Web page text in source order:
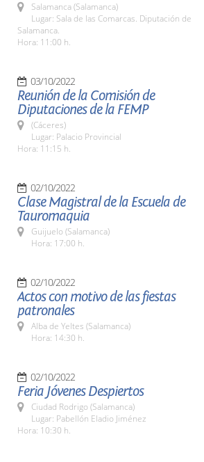
Salamanca (Salamanca)
Lugar: Sala de las Comarcas. Diputación de
Salamanca.
Hora: 11:00 h.
03/10/2022
Reunión de la Comisión de
Diputaciones de la FEMP
(Cáceres)
Lugar: Palacio Provincial
Hora: 11:15 h.
02/10/2022
Clase Magistral de la Escuela de
Tauromaquia
Guijuelo (Salamanca)
Hora: 17:00 h.
02/10/2022
Actos con motivo de las fiestas
patronales
Alba de Yeltes (Salamanca)
Hora: 14:30 h.
02/10/2022
Feria Jóvenes Despiertos
Ciudad Rodrigo (Salamanca)
Lugar: Pabellón Eladio Jiménez
Hora: 10:30 h.